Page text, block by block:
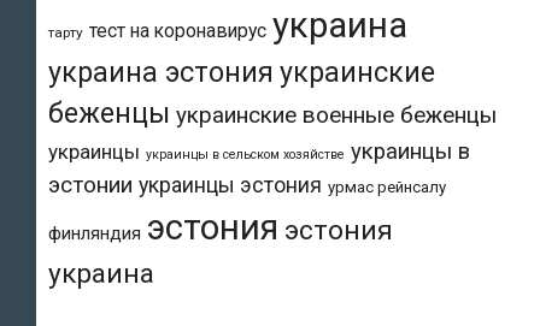
тарту тест на коронавирус украина
украина эстония украинские
беженцы украинские военные беженцы
украинцы украинцы в сельском хозяйстве украинцы в
эстонии украинцы эстония урмас рейнсалу
финляндия эстония эстония
украина